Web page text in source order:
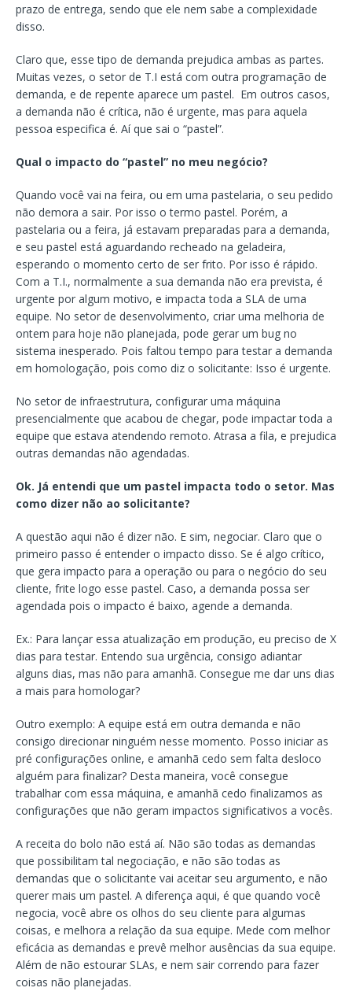
prazo de entrega, sendo que ele nem sabe a complexidade
disso.
Claro que, esse tipo de demanda prejudica ambas as partes.
Muitas vezes, o setor de T.I está com outra programação de
demanda, e de repente aparece um pastel. Em outros casos,
a demanda não é crítica, não é urgente, mas para aquela
pessoa especifica é. Aí que sai o “pastel”.
Qual o impacto do “pastel” no meu negócio?
Quando você vai na feira, ou em uma pastelaria, o seu pedido
não demora a sair. Por isso o termo pastel. Porém, a
pastelaria ou a feira, já estavam preparadas para a demanda,
e seu pastel está aguardando recheado na geladeira,
esperando o momento certo de ser frito. Por isso é rápido.
Com a T.I., normalmente a sua demanda não era prevista, é
urgente por algum motivo, e impacta toda a SLA de uma
equipe. No setor de desenvolvimento, criar uma melhoria de
ontem para hoje não planejada, pode gerar um bug no
sistema inesperado. Pois faltou tempo para testar a demanda
em homologação, pois como diz o solicitante: Isso é urgente.
No setor de infraestrutura, configurar uma máquina
presencialmente que acabou de chegar, pode impactar toda a
equipe que estava atendendo remoto. Atrasa a fila, e prejudica
outras demandas não agendadas.
Ok. Já entendi que um pastel impacta todo o setor. Mas
como dizer não ao solicitante?
A questão aqui não é dizer não. E sim, negociar. Claro que o
primeiro passo é entender o impacto disso. Se é algo crítico,
que gera impacto para a operação ou para o negócio do seu
cliente, frite logo esse pastel. Caso, a demanda possa ser
agendada pois o impacto é baixo, agende a demanda.
Ex.: Para lançar essa atualização em produção, eu preciso de X
dias para testar. Entendo sua urgência, consigo adiantar
alguns dias, mas não para amanhã. Consegue me dar uns dias
a mais para homologar?
Outro exemplo: A equipe está em outra demanda e não
consigo direcionar ninguém nesse momento. Posso iniciar as
pré configurações online, e amanhã cedo sem falta desloco
alguém para finalizar? Desta maneira, você consegue
trabalhar com essa máquina, e amanhã cedo finalizamos as
configurações que não geram impactos significativos a vocês.
A receita do bolo não está aí. Não são todas as demandas
que possibilitam tal negociação, e não são todas as
demandas que o solicitante vai aceitar seu argumento, e não
querer mais um pastel. A diferença aqui, é que quando você
negocia, você abre os olhos do seu cliente para algumas
coisas, e melhora a relação da sua equipe. Mede com melhor
eficácia as demandas e prevê melhor ausências da sua equipe.
Além de não estourar SLAs, e nem sair correndo para fazer
coisas não planejadas.